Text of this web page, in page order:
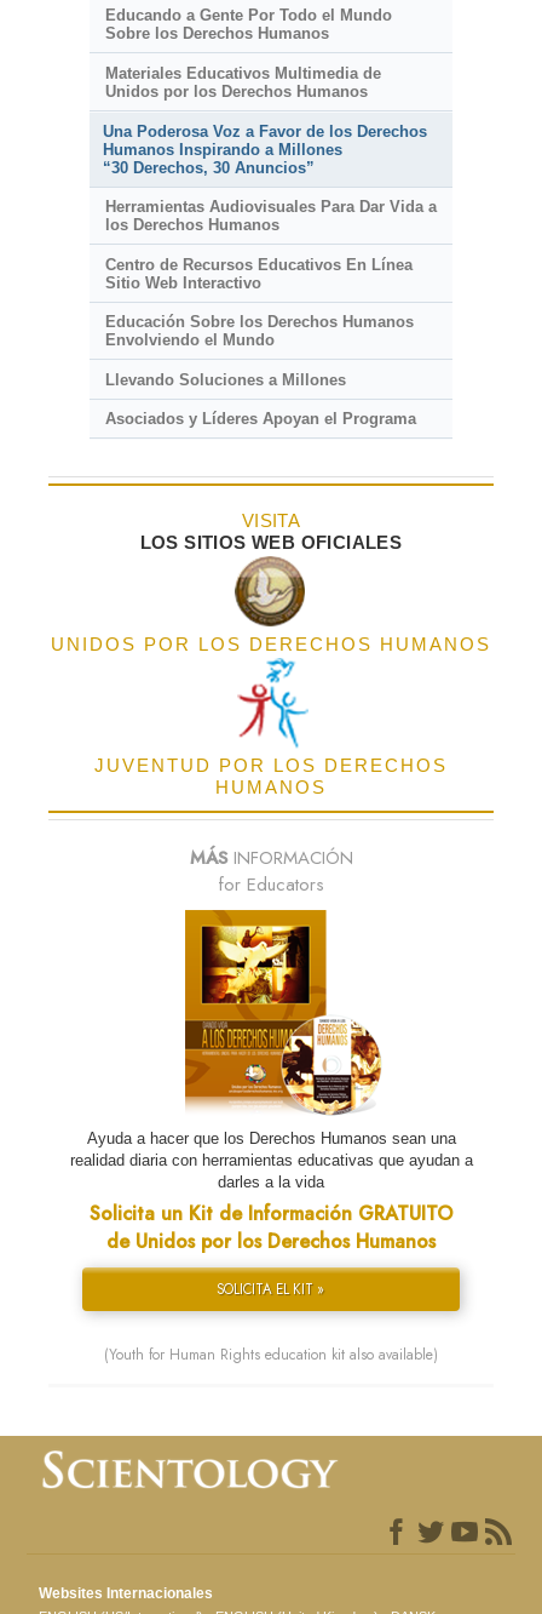
Educando a Gente Por Todo el Mundo
Sobre los Derechos Humanos
Materiales Educativos Multimedia de
Unidos por los Derechos Humanos
Una Poderosa Voz a Favor de los Derechos
Humanos Inspirando a Millones
“30 Derechos, 30 Anuncios”
Herramientas Audiovisuales Para Dar Vida a
los Derechos Humanos
Centro de Recursos Educativos En Línea
Sitio Web Interactivo
Educación Sobre los Derechos Humanos
Envolviendo el Mundo
Llevando Soluciones a Millones
Asociados y Líderes Apoyan el Programa
VISITA
LOS SITIOS WEB OFICIALES
UNIDOS POR LOS DERECHOS HUMANOS
JUVENTUD POR LOS DERECHOS
HUMANOS
MÁSINFORMACIÓN
for Educators
Ayuda a hacer que los Derechos Humanos sean una
realidad diaria con herramientas educativas que ayudan a
darles a la vida
Solicita un Kit de Información GRATUITO
de Unidos por los Derechos Humanos
SOLICITA EL KIT »
(Youth for Human Rights education kit also available)
Websites Internacionales